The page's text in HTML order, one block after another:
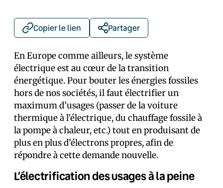
Copier le lien Partager
En Europe comme ailleurs, le système
électrique est au cœur de la transition
énergétique. Pour bouter les énergies fossiles
hors de nos sociétés, il faut électrifier un
maximum d’usages (passer de la voiture
thermique à l’électrique, du chauffage fossile à
la pompe à chaleur, etc.) tout en produisant de
plus en plus d’électrons propres, afin de
répondre à cette demande nouvelle.
L’électrification des usages à la peine